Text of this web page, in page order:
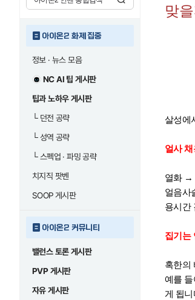
아이온2 화제 집중
정보 · 뉴스 모음
NC AI 팁 게시판
팁과 노하우 게시판
└던전 공략
└성역 공략
└스펙업 · 파밍 공략
치지직 팟벤
SOOP 게시판
아이온2 커뮤니티
밸런스 토론 게시판
PVP 게시판
자유 게시판
맞
살성에
얼사
열화 →
얼음사
용시간
집기는
혹한의
예를
게 됩